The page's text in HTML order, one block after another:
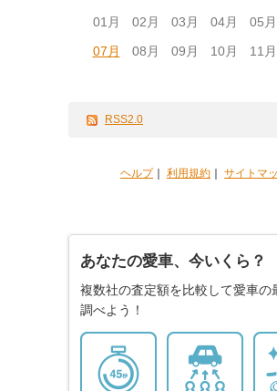
01月 02月 03月 04月 05月
07月
08月 09月 10月 11月
RSS2.0
ヘルプ｜ 利用規約 サイトマ
あなたの愛車、今いくら？
複数社の査定額を比較して愛車の
調べよう！